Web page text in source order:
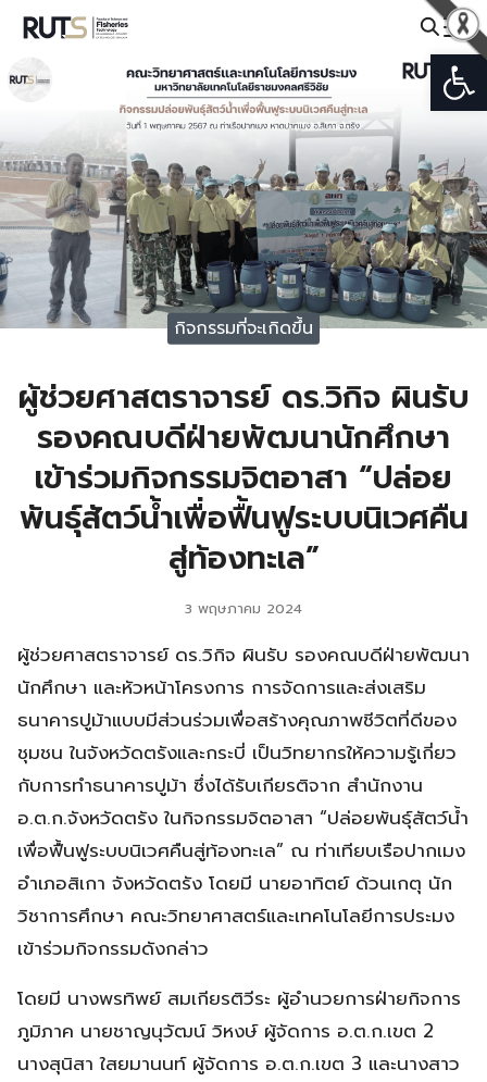
Skip
content
Search
for:
กิจกรรมที่จะเกิดขึ้น
ผู้ช่วยศาสตราจารย์ ดร.วิกิจ ผินรับ
รองคณบดีฝ่ายพัฒนานักศึกษา
เข้าร่วมกิจกรรมจิตอาสา “ปล่อย
พันธุ์สัตว์น้ำเพื่อฟื้นฟูระบบนิเวศคืน
สู่ท้องทะเล”
3 พฤษภาคม 2024
ผู้ช่วยศาสตราจารย์ ดร.วิกิจ ผินรับ รองคณบดีฝ่ายพัฒนา
นักศึกษา และหัวหน้าโครงการ การจัดการและส่งเสริม
ธนาคารปูม้าแบบมีส่วนร่วมเพื่อสร้างคุณภาพชีวิตที่ดีของ
ชุมชน ในจังหวัดตรังและกระบี่ เป็นวิทยากรให้ความรู้เกี่ยว
กับการทำธนาคารปูม้า ซึ่งได้รับเกียรติจาก สำนักงาน
อ.ต.ก.จังหวัดตรัง ในกิจกรรมจิตอาสา “ปล่อยพันธุ์สัตว์น้ำ
เพื่อฟื้นฟูระบบนิเวศคืนสู่ท้องทะเล” ณ ท่าเทียบเรือปากเมง
อำเภอสิเกา จังหวัดตรัง โดยมี นายอาทิตย์ ด้วนเกตุ นัก
วิชาการศึกษา คณะวิทยาศาสตร์และเทคโนโลยีการประมง
เข้าร่วมกิจกรรมดังกล่าว
โดยมี นางพรทิพย์ สมเกียรติวีระ ผู้อำนวยการฝ่ายกิจการ
ภูมิภาค นายชาญนุวัฒน์ วิหงษ์ ผู้จัดการ อ.ต.ก.เขต 2
นางสุนิสา ใสยมานนท์ ผู้จัดการ อ.ต.ก.เขต 3 และนางสาว